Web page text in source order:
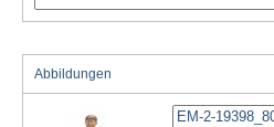
Abbildungen